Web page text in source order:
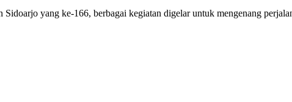
yang ke-166, berbagai kegiatan digelar untuk mengenang